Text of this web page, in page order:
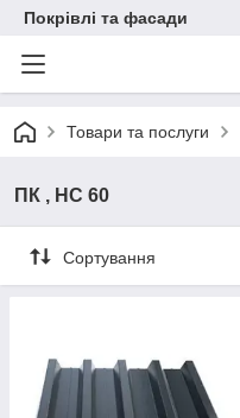
Покрівлі та фасади
Товари та послуги
ПК , НС 60
Сортування